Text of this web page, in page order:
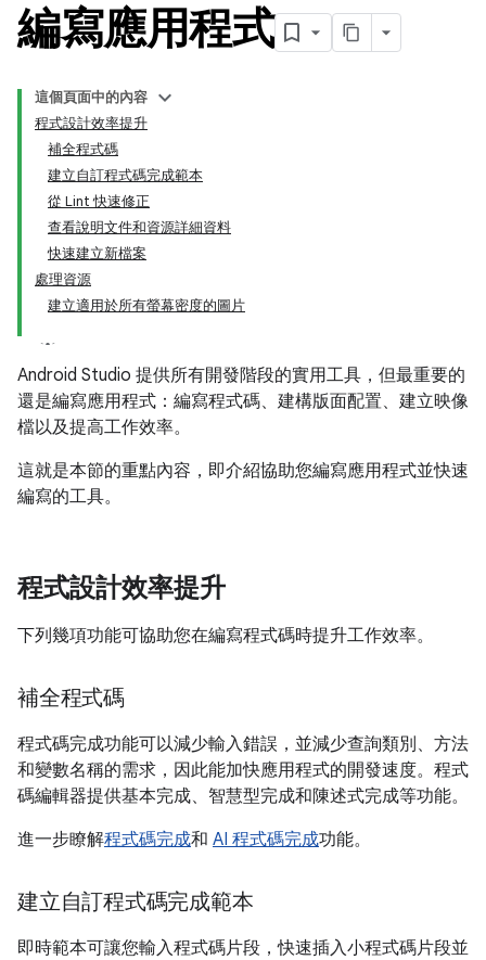
編寫應用程式
這個頁面中的內容
程式設計效率提升
補全程式碼
建立自訂程式碼完成範本
從 Lint 快速修正
查看說明文件和資源詳細資料
快速建立新檔案
處理資源
建立適用於所有螢幕密度的圖片
Android Studio 提供所有開發階段的實用工具，但最重要的
還是編寫應用程式：編寫程式碼、建構版面配置、建立映像
檔以及提高工作效率。
這就是本節的重點內容，即介紹協助您編寫應用程式並快速
編寫的工具。
程式設計效率提升
下列幾項功能可協助您在編寫程式碼時提升工作效率。
補全程式碼
程式碼完成功能可以減少輸入錯誤，並減少查詢類別、方法
和變數名稱的需求，因此能加快應用程式的開發速度。程式
碼編輯器提供基本完成、智慧型完成和陳述式完成等功能。
進一步瞭解程式碼完成和 AI 程式碼完成功能。
建立自訂程式碼完成範本
即時範本可讓您輸入程式碼片段，快速插入小程式碼片段並